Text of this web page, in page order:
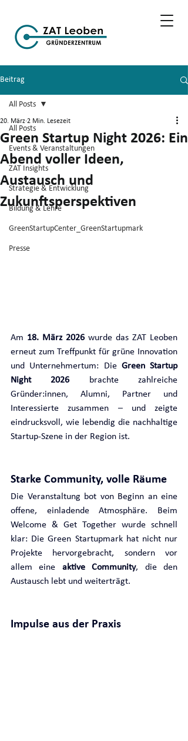
Beitrag
All Posts
Events & Veranstaltungen
ZAT Insights
Strategie & Entwicklung
Bildung & Lehre
GreenStartupCenter_GreenStartupmark
Presse
All Posts
Green Startup Night 2026: Ein
Abend voller Ideen,
Austausch und
Zukunftsperspektiven
20. März 2 Min. Lesezeit
Am 18. März 2026 wurde das ZAT Leoben
erneut zum Treffpunkt für grüne Innovation
und Unternehmertum: Die Green Startup
Night 2026 brachte zahlreiche
Gründer:innen, Alumni, Partner und
Interessierte zusammen – und zeigte
eindrucksvoll, wie lebendig die nachhaltige
Startup-Szene in der Region ist.
Starke Community, volle Räume
Die Veranstaltung bot von Beginn an eine
offene, einladende Atmosphäre. Beim
Welcome & Get Together wurde schnell
klar: Die Green Startupmark hat nicht nur
Projekte hervorgebracht, sondern vor
allem eine aktive Community, die den
Austausch lebt und weiterträgt.
Impulse aus der Praxis